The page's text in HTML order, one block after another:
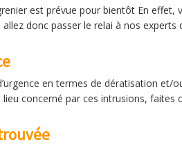
est prévue pour bientôt En effet,
donc passer le relai à nos experts
en termes de dératisation
concerné par ces intrusions, faites